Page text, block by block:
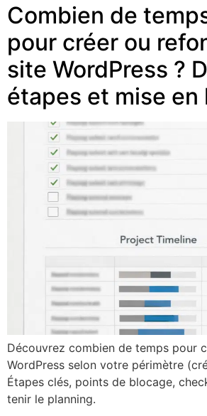
Combien de
pour créer ou
site WordPress ?
étapes et mise en
Découvrez combien de temps pour
WordPress selon votre périmètre
Étapes clés, points de blocage,
tenir le planning.